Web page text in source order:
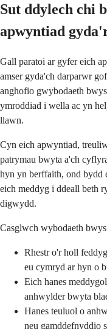
Sut ddylech chi
apwyntiad
Gall paratoi ar gyfer eich
amser gyda'ch darparwr
anghofio gwybodaeth
ymroddiad i wella ac yn
llawn.
Cyn eich apwyntiad,
patrymau bwyta a'ch
hyn yn berffaith, ond bydd
eich meddyg i ddeall beth
digwydd.
Casglwch wybodaeth
Rhestr o'r holl
eu cymryd ar hyn o
Eich hanes
anhwylder bwyta
Hanes teuluol o
neu gamddefnyddio